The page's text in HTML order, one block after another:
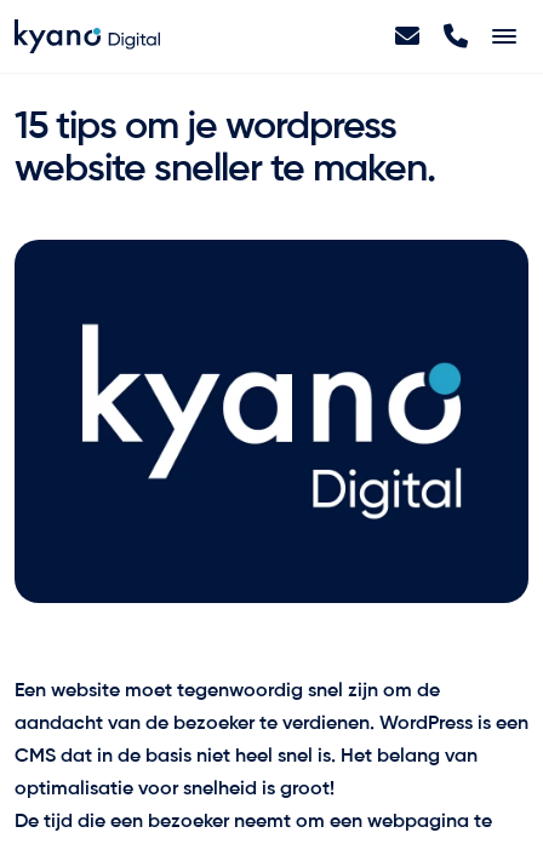
Home
Projecten
Over ons
15 tips om je wordpress
website sneller te maken.
Een website moet tegenwoordig snel zijn om de
aandacht van de bezoeker te verdienen. WordPress is een
CMS dat in de basis niet heel snel is. Het belang van
optimalisatie voor snelheid is groot!
De tijd die een bezoeker neemt om een webpagina te